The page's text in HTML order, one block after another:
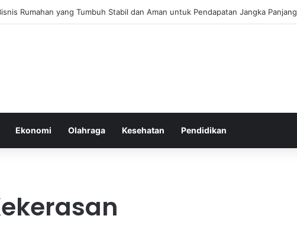
Rumahan yang Tumbuh Stabil dan Aman untuk Pendapatan Jangka Panjang
Ekonomi Olahraga Kesehatan Pendidikan